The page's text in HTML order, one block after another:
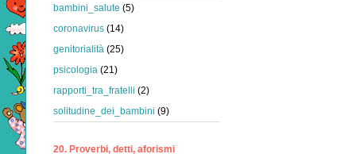
bambini_salute (5)
coronavirus (14)
genitorialità (25)
psicologia (21)
rapporti_tra_fratelli (2)
solitudine_dei_bambini (9)
20. Proverbi, detti, aforismi